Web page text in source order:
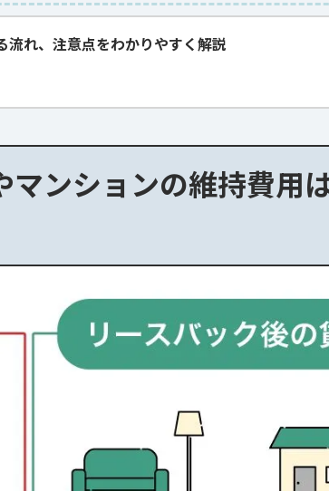
れ、注意点をわかりやすく解説
ンションの維持費用